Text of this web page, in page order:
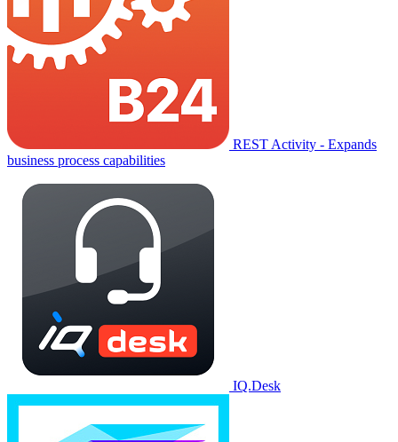
REST Activity - Expands
business process capabilities
IQ.Desk